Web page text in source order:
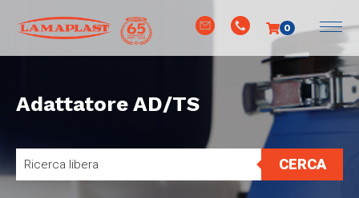
0
Adattatore AD/TS
CERCA